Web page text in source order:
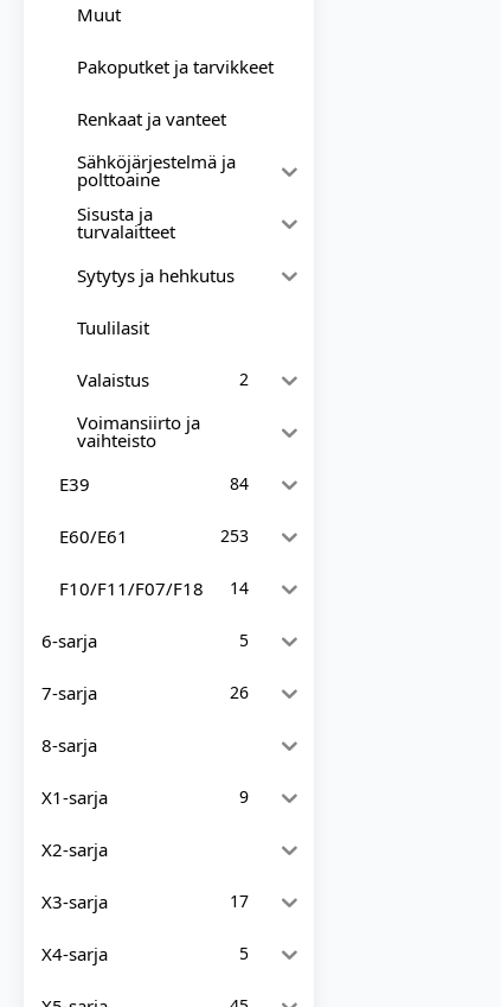
Muut
Pakoputket ja tarvikkeet
Renkaat ja vanteet
Sähköjärjestelmä ja
polttoaine
Sisusta ja
turvalaitteet
Sytytys ja hehkutus
Tuulilasit
Valaistus 2
Voimansiirto ja
vaihteisto
E39
84
E60/E61 253
F10/F11/F07/F18 14
6-sarja 5
7-sarja 26
8-sarja
X1-sarja 9
X2-sarja
X3-sarja 17
X4-sarja 5